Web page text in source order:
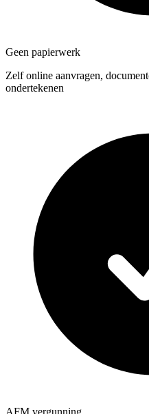
Geen papierwerk
Zelf online aanvragen,
ondertekenen
AFM vergunning